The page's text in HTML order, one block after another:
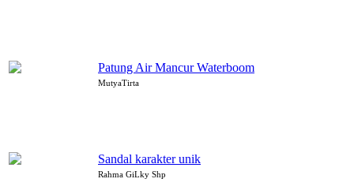
Patung Air Mancur Waterboom
MutyaTirta
Sandal karakter unik
Rahma GiLky Shp